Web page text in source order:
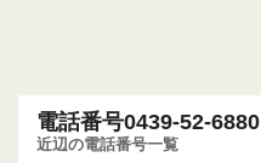
電話番号0439-52-6880
近辺の電話番号一覧